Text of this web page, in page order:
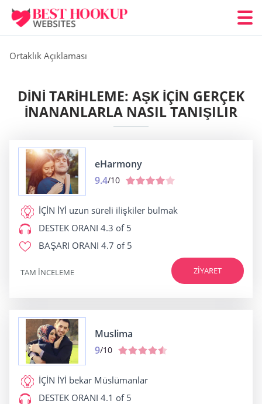
Ortaklık Açıklaması
DINI TARIHLEME: AŞK İÇIN GERÇEK
İNANANLARLA NASIL TANIŞILIR
eHarmony
9.4/10
İÇİN İYİ uzun süreli ilişkiler bulmak
DESTEK ORANI 4.3 of 5
BAŞARI ORANI 4.7 of 5
ZIYARET
TAM INCELEME
Muslima
9/10
İÇİN İYİ bekar Müslümanlar
DESTEK ORANI 4.1 of 5